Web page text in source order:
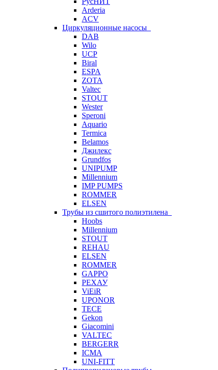
Arderia
ACV
Циркуляционные насосы
DAB
Wilo
UCP
Biral
ESPA
ZOTA
Valtec
STOUT
Wester
Speroni
Aquario
Termica
Belamos
Джилекс
Grundfos
UNIPUMP
Millennium
IMP PUMPS
ROMMER
ELSEN
Трубы из сшитого полиэтилена
Hoobs
Millennium
STOUT
REHAU
ELSEN
ROMMER
GAPPO
РЕХАУ
ViEiR
UPONOR
TECE
Gekon
Giacomini
VALTEC
BERGERR
ICMA
UNI-FITT